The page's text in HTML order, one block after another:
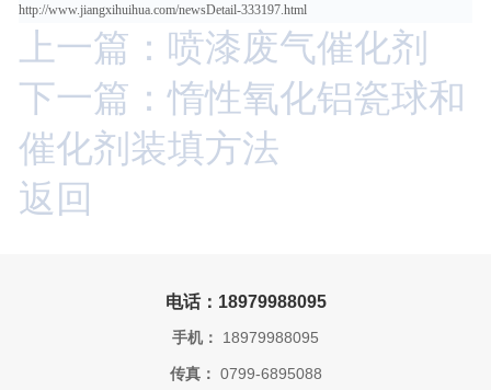
http://www.jiangxihuihua.com/newsDetail-333197.html
上一篇：喷漆废气催化剂
下一篇：惰性氧化铝瓷球和
催化剂装填方法
返回
电话：18979988095
手机： 18979988095
传真： 0799-6895088